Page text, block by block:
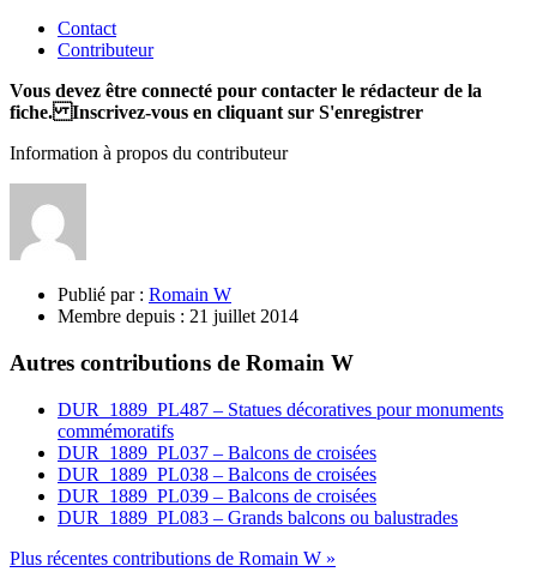
Contact
Contributeur
Vous devez être connecté pour contacter le rédacteur de la
fiche. Inscrivez-vous en cliquant sur S'enregistrer
Information à propos du contributeur
Publié par : Romain W
Membre depuis : 21 juillet 2014
Autres contributions de Romain W
DUR_1889_PL487 – Statues décoratives pour monuments
commémoratifs
DUR_1889_PL037 – Balcons de croisées
DUR_1889_PL038 – Balcons de croisées
DUR_1889_PL039 – Balcons de croisées
DUR_1889_PL083 – Grands balcons ou balustrades
Plus récentes contributions de Romain W »